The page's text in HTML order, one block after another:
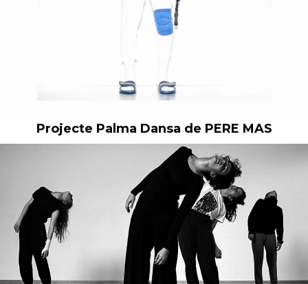
Projecte Palma Dansa de PERE MAS